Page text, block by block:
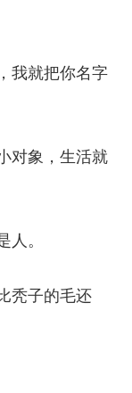
我就把你名字
对象，生活就
人。
秃子的毛还